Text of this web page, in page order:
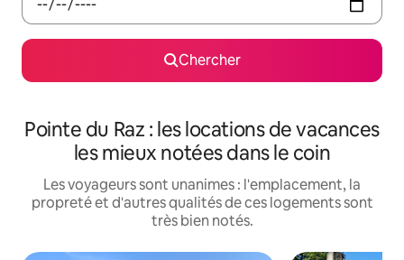
Chercher
Pointe du Raz : les locations de vacances
les mieux notées dans le coin
Les voyageurs sont unanimes : l'emplacement, la
propreté et d'autres qualités de ces logements sont
très bien notés.